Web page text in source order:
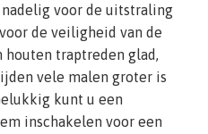
voor de uitstraling
de veiligheid van de
traptreden glad,
vele malen groter is
kunt u een
inschakelen voor een